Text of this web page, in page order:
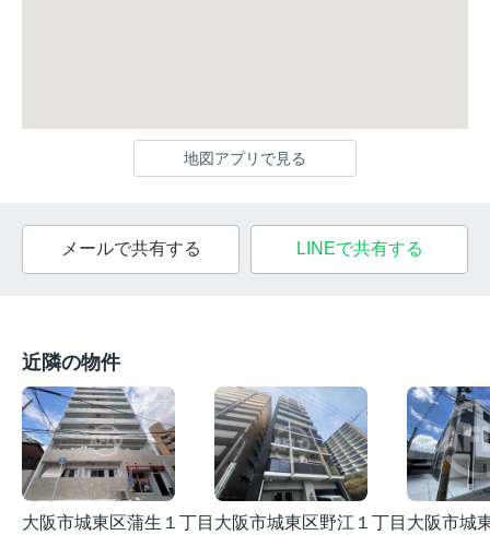
地図アプリで見る
メールで共有する LINEで共有する
近隣の物件
大阪市城東区蒲生１丁目 大阪市城東区野江１丁目 大阪市城